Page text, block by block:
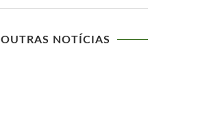
OUTRAS NOTÍCIAS